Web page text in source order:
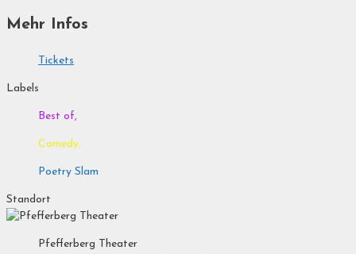
Mehr Infos
Tickets
Labels
Best of,
Comedy,
Poetry Slam
Standort
Pfefferberg Theater